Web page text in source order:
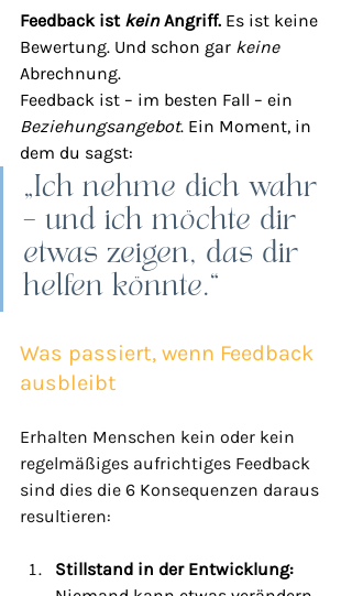
Feedback ist kein Angriff. Es ist keine
Bewertung. Und schon gar keine
Abrechnung.
Feedback ist – im besten Fall – ein
Beziehungsangebot. Ein Moment, in
dem du sagst:
„Ich nehme dich wahr
– und ich möchte dir
etwas zeigen, das dir
helfen könnte.“
Was passiert, wenn Feedback
ausbleibt
Erhalten Menschen kein oder kein
regelmäßiges aufrichtiges Feedback
sind dies die 6 Konsequenzen daraus
resultieren:
Stillstand in der Entwicklung: